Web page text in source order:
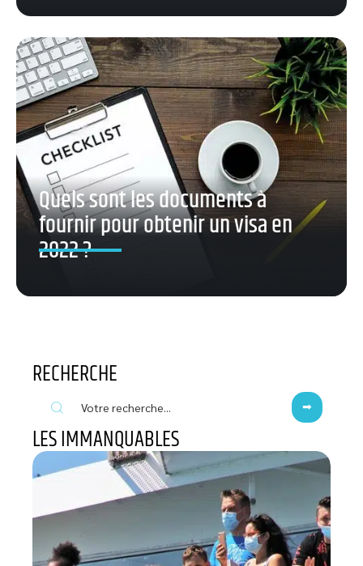
Quels sont les documents à
fournir pour obtenir un visa en
2022 ?
RECHERCHE
LES IMMANQUABLES